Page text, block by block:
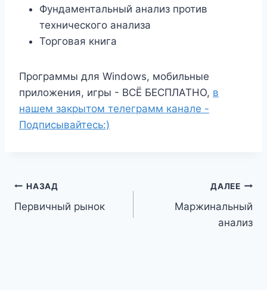
Фундаментальный анализ против
технического анализа
Торговая книга
Программы для Windows, мобильные
приложения, игры - ВСЁ БЕСПЛАТНО, в
нашем закрытом телеграмм канале -
Подписывайтесь:)
Навигация
по
НАЗАД
Первичный рынок
ДАЛЕЕ
Маржинальный
анализ